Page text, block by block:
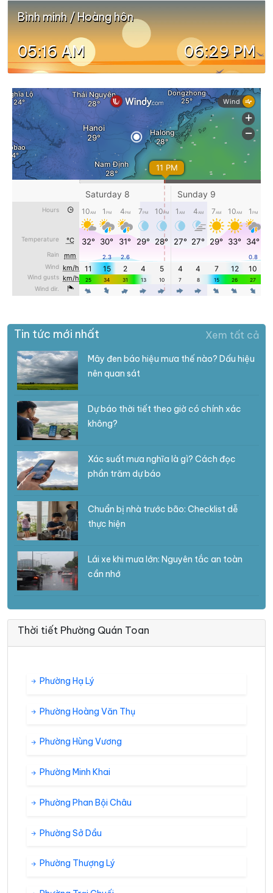
Bình minh / Hoàng hôn
05:16 AM 06:29 PM
Tin tức mới nhất Xem tất cả
Mây đen báo hiệu mưa thế nào? Dấu hiệu
nên quan sát
Dự báo thời tiết theo giờ có chính xác
không?
Xác suất mưa nghĩa là gì? Cách đọc
phần trăm dự báo
Chuẩn bị nhà trước bão: Checklist dễ
thực hiện
Lái xe khi mưa lớn: Nguyên tắc an toàn
cần nhớ
Thời tiết Phường Quán Toan
Phường Hạ Lý
Phường Hoàng Văn Thụ
Phường Hùng Vương
Phường Minh Khai
Phường Phan Bội Châu
Phường Sở Dầu
Phường Thượng Lý